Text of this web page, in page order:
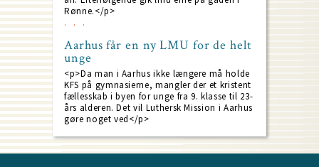
Rønne.</p>
Aarhus får en ny LMU for de helt
unge
<p>Da man i Aarhus ikke længere må holde
KFS på gymnasierne, mangler der et kristent
fællesskab i byen for unge fra 9. klasse til 23-
års alderen. Det vil Luthersk Mission i Aarhus
gøre noget ved</p>